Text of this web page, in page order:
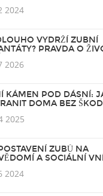
2024
VYDRŽÍ ZUBNÍ
PRAVDA O
2026
KÁMEN POD DÁSNÍ:
DOMA BEZ
2025
ZUBŮ NA
A SOCIÁLNÍ
2024